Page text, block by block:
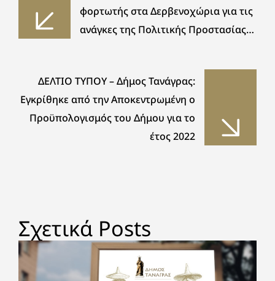
φορτωτής στα Δερβενοχώρια για τις
ανάγκες της Πολιτικής Προστασίας
ΔΕΛΤΙΟ ΤΥΠΟΥ – Δήμος Τανάγρας:
Εγκρίθηκε από την Αποκεντρωμένη ο
Προϋπολογισμός του Δήμου για το
έτος 2022
Σχετικά Posts